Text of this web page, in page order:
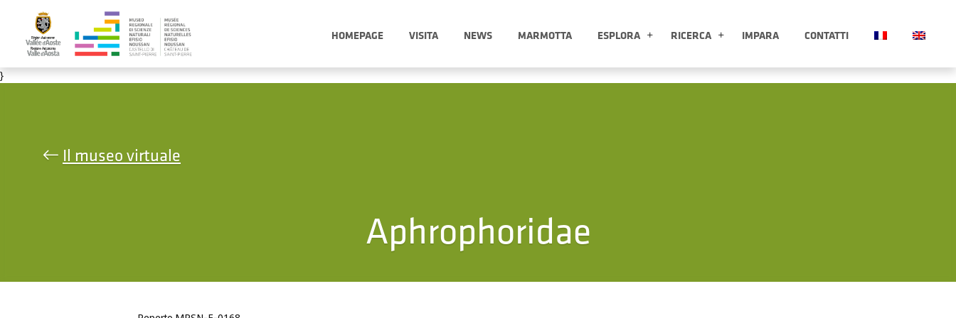
HOMEPAGE VISITA NEWS MARMOTTA ESPLORA RICERCA IMPARA CONTATTI
}
Il museo virtuale
Aphrophoridae